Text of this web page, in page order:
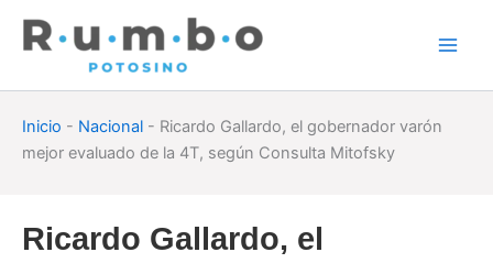
Inicio - Nacional - Ricardo Gallardo, el gobernador varón
mejor evaluado de la 4T, según Consulta Mitofsky
Ricardo Gallardo, el